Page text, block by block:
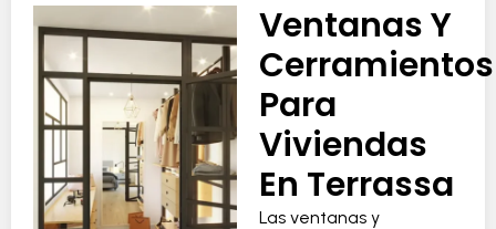
Ventanas Y
Cerramientos
Para
Viviendas
En Terrassa
Las ventanas y